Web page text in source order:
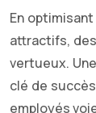
En
attractifs,
vertueux.
clé de
employés